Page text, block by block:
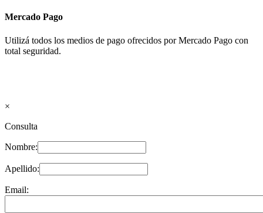
Mercado Pago
Utilizá todos los medios de pago ofrecidos por Mercado Pago con
total seguridad.
×
Consulta
Nombre:
Apellido:
Email: